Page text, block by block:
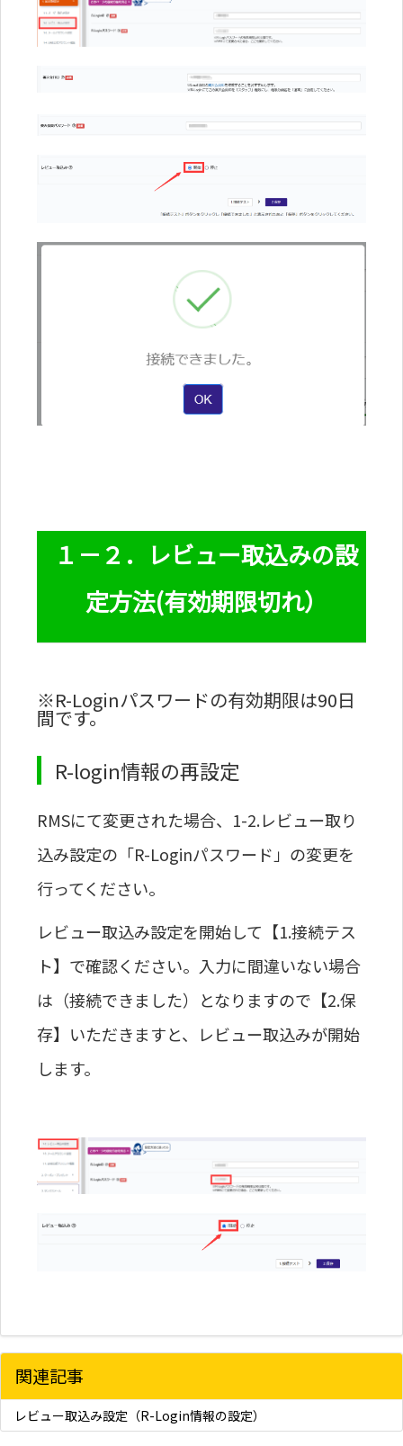
１－２．レビュー取込みの設
定方法(有効期限切れ）
※R-Loginパスワードの有効期限は90日
間です。
R-login情報の再設定
RMSにて変更された場合、1-2.レビュー取り
込み設定の「R-Loginパスワード」 の変更を
行ってください。
レビュー取込み設定を開始して【1.接続テス
ト】で確認ください。入力に間違いない場合
は（接続できました）となりますので【2.保
存】いただきますと、レビュー取込みが開始
します。
関連記事
レビュー取込み設定（R-Login情報の設定）